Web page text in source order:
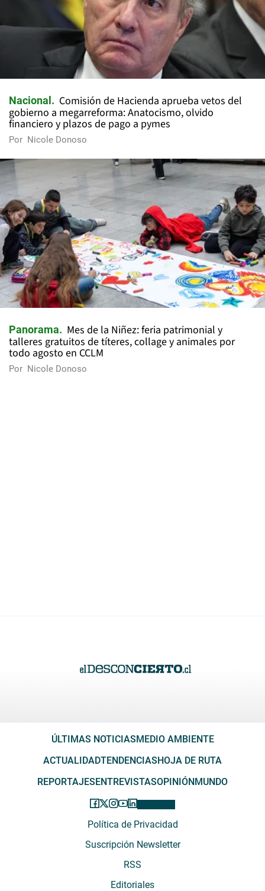
Nacional
Comisión de Hacienda aprueba vetos del
gobierno a megarreforma: Anatocismo, olvido
financiero y plazos de pago a pymes
Por Nicole Donoso
Panorama
Mes de la Niñez: feria patrimonial y
talleres gratuitos de títeres, collage y animales por
todo agosto en CCLM
Por Nicole Donoso
ÚLTIMAS NOTICIASMEDIO AMBIENTE
ACTUALIDADTENDENCIASHOJA DE RUTA
REPORTAJESENTREVISTASOPINIÓNMUNDO
Política de Privacidad
Suscripción Newsletter
RSS
Editoriales